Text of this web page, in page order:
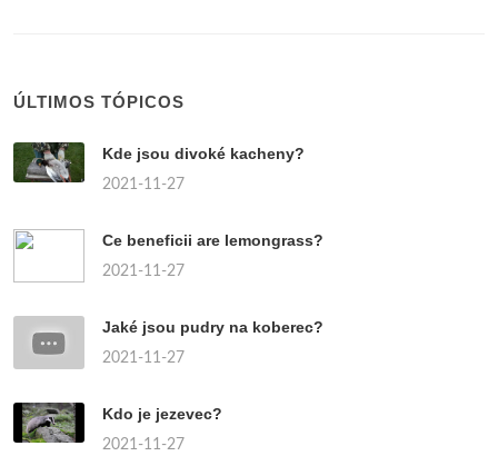
ÚLTIMOS TÓPICOS
Kde jsou divoké kacheny?
2021-11-27
Ce beneficii are lemongrass?
2021-11-27
Jaké jsou pudry na koberec?
2021-11-27
Kdo je jezevec?
2021-11-27